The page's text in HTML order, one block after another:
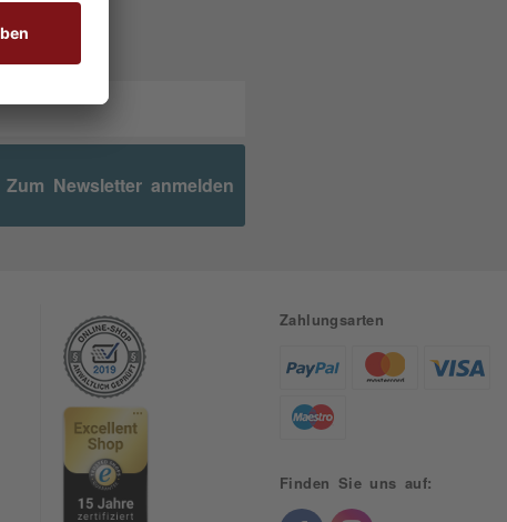
Zum Newsletter anmelden
Zahlungsarten
Finden Sie uns auf: